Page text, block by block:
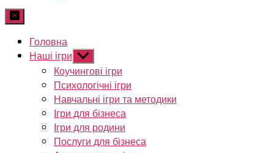
Головна
Наші ігри Показати
підменю
Коучингові ігри
Психологічні ігри
Навчальні ігри та методики
Ігри для бізнеса
Ігри для родини
Послуги для бізнеса